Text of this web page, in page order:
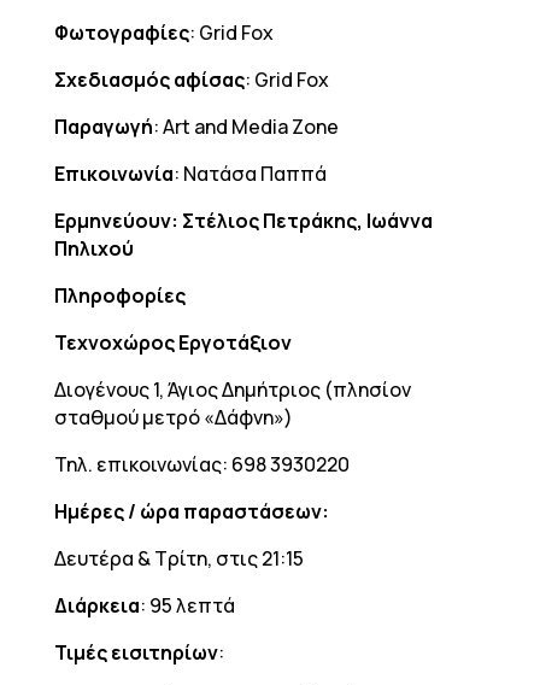
Φωτογραφίες: Grid Fox
Σχεδιασμός αφίσας: Grid Fox
Παραγωγή: Art and Media Zone
Επικοινωνία: Νατάσα Παππά
Ερμηνεύουν: Στέλιος Πετράκης, Ιωάννα
Πηλιχού
Πληροφορίες
Τεχνοχώρος Εργοτάξιον
Διογένους 1, Άγιος Δημήτριος (πλησίον
σταθμού μετρό «Δάφνη»)
Τηλ. επικοινωνίας: 698 3930220
Ημέρες / ώρα παραστάσεων:
Δευτέρα & Τρίτη, στις 21:15
Διάρκεια: 95 λεπτά
Τιμές εισιτηρίων: